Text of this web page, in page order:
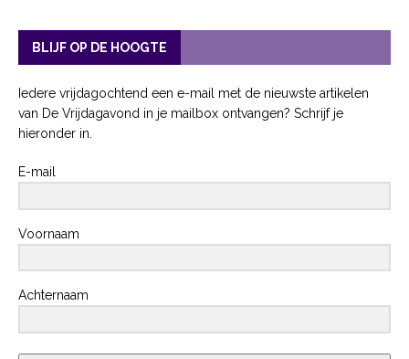
BLIJF OP DE HOOGTE
Iedere vrijdagochtend een e-mail met de nieuwste artikelen
van De Vrijdagavond in je mailbox ontvangen? Schrijf je
hieronder in.
E-mail
Voornaam
Achternaam